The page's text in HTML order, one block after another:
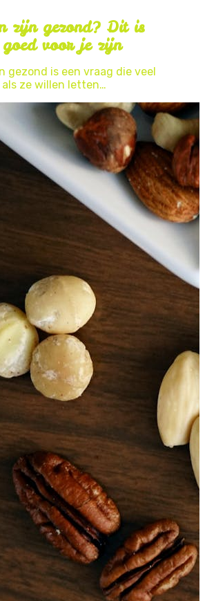
zijn gezond? Dit is
voor je zijn
gezond is een vraag die veel
ze willen letten…